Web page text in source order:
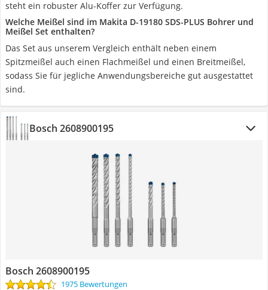
steht ein robuster Alu-Koffer zur Verfügung.
Welche Meißel sind im Makita D-19180 SDS-PLUS Bohrer und
Meißel Set enthalten?
Das Set aus unserem Vergleich enthält neben einem
Spitzmeißel auch einen Flachmeißel und einen Breitmeißel,
sodass Sie für jegliche Anwendungsbereiche gut ausgestattet
sind.
Bosch 2608900195
Bosch 2608900195
1975 Bewertungen